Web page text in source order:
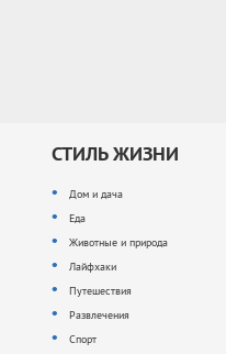
СТИЛЬ ЖИЗНИ
Дом и дача
Еда
Животные и природа
Лайфхаки
Путешествия
Развлечения
Спорт